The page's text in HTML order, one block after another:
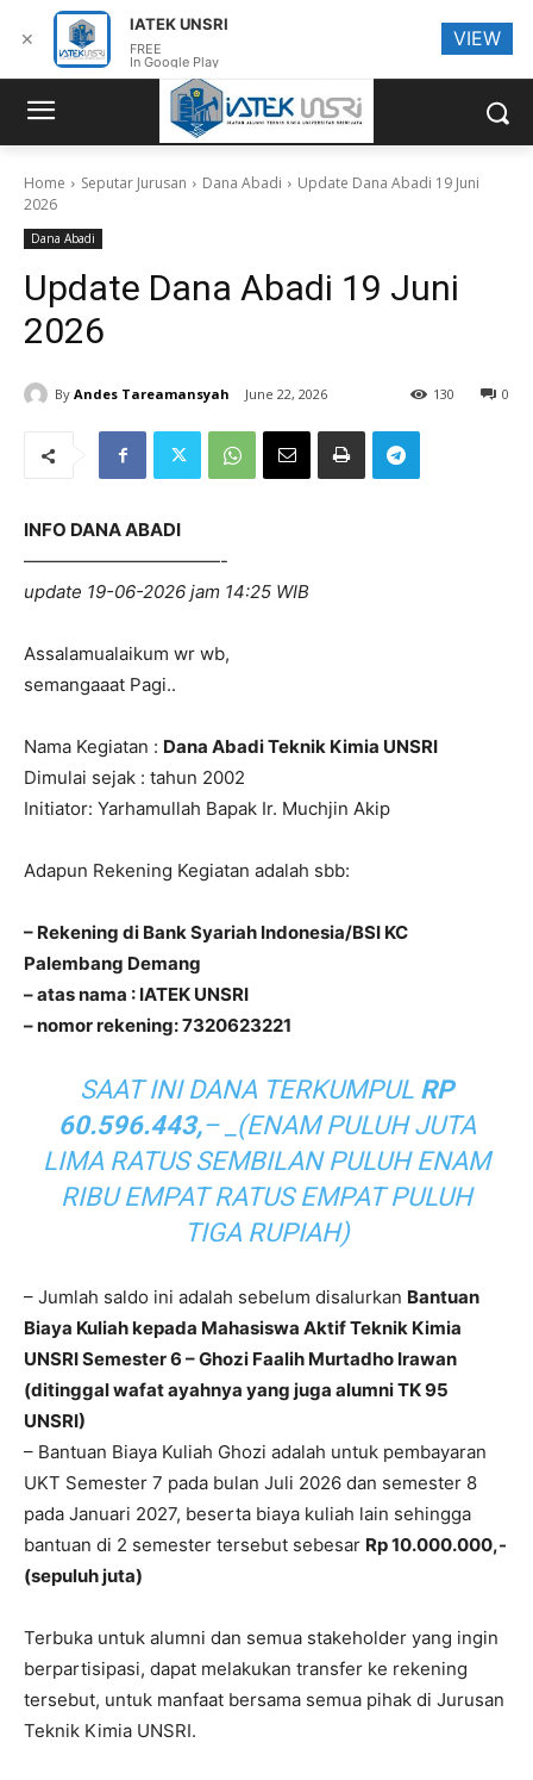
Home Seputar Jurusan Dana Abadi
Update Dana Abadi 19 Juni
2026
Dana Abadi
Update Dana Abadi 19 Juni
2026
By Andes Tareamansyah June 22, 2026 0
130
INFO DANA ABADI
———————————-
update 19-06-2026 jam 14:25 WIB
Assalamualaikum wr wb,
semangaaat Pagi..
Nama Kegiatan : Dana Abadi Teknik Kimia UNSRI
Dimulai sejak : tahun 2002
Initiator: Yarhamullah Bapak Ir. Muchjin Akip
Adapun Rekening Kegiatan adalah sbb:
– Rekening di Bank Syariah Indonesia/BSI KC
Palembang Demang
– atas nama : IATEK UNSRI
– nomor rekening: 7320623221
SAAT INI DANA TERKUMPUL RP
60.596.443,–
_(ENAM PULUH JUTA
LIMA RATUS SEMBILAN PULUH ENAM
RIBU EMPAT RATUS EMPAT PULUH
TIGA RUPIAH)
– Jumlah saldo ini adalah sebelum disalurkan Bantuan
Biaya Kuliah kepada Mahasiswa Aktif Teknik Kimia
UNSRI Semester 6 – Ghozi Faalih Murtadho Irawan
(ditinggal wafat ayahnya yang juga alumni TK 95
UNSRI)
– Bantuan Biaya Kuliah Ghozi adalah untuk pembayaran
UKT Semester 7 pada bulan Juli 2026 dan semester 8
pada Januari 2027, beserta biaya kuliah lain sehingga
bantuan di 2 semester tersebut sebesar Rp 10.000.000,-
(sepuluh juta)
Terbuka untuk alumni dan semua stakeholder yang ingin
berpartisipasi, dapat melakukan transfer ke rekening
tersebut, untuk manfaat bersama semua pihak di Jurusan
Teknik Kimia UNSRI.
✕
IATEK UNSRI
FREE
In Google Play
VIEW